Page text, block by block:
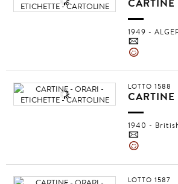
1949 -
4
»
LOTTO 1588
1940 -
4
»
LOTTO 1587